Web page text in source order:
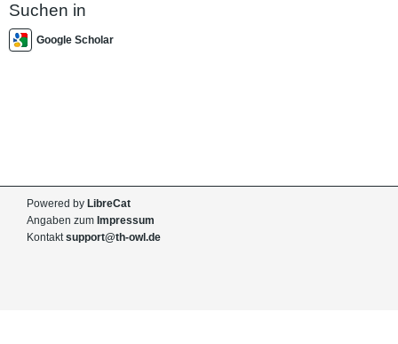
Suchen in
Google Scholar
Powered by LibreCat
Angaben zum Impressum
Kontaktsupport@th-owl.de